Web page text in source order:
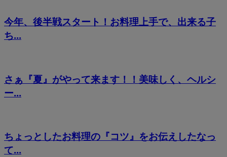
今年、後半戦スタート！お料理上手で、出来る子
ち...
さぁ『夏』がやって来ます！！美味しく、ヘルシ
ー...
ちょっとしたお料理の『コツ』をお伝えしたなっ
て...